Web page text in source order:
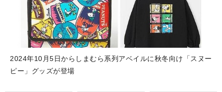
2024年10月5日からしまむら系列アベイルに秋冬向け「スヌー
ピー」グッズが登場